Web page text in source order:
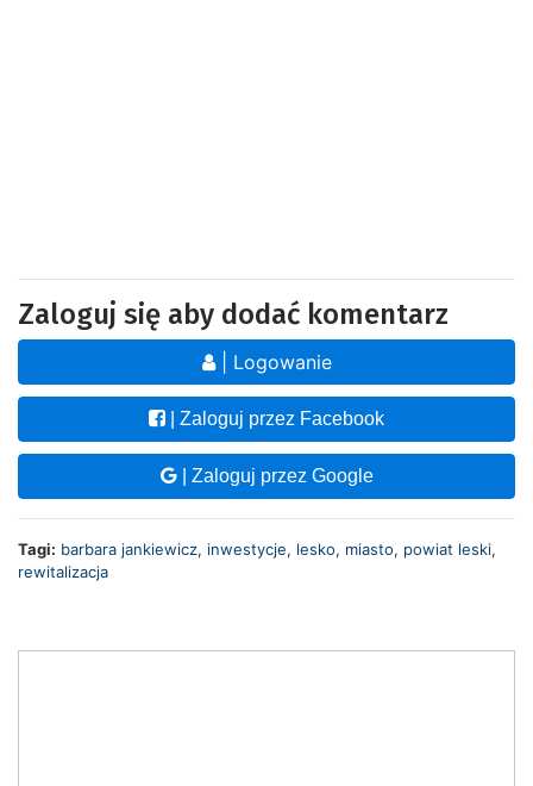
Zaloguj się aby dodać komentarz
| Logowanie
| Zaloguj przez Facebook
| Zaloguj przez Google
Tagi: barbara jankiewicz, inwestycje, lesko, miasto, powiat leski,
rewitalizacja